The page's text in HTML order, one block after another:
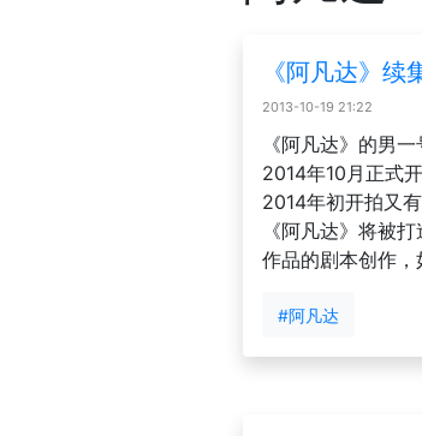
《阿凡达》续
2013-10-19 21:22
《阿凡达》的男
2014年10月正式
2014年初开拍又
《阿凡达》将被
作品的剧本创作，
#阿凡达